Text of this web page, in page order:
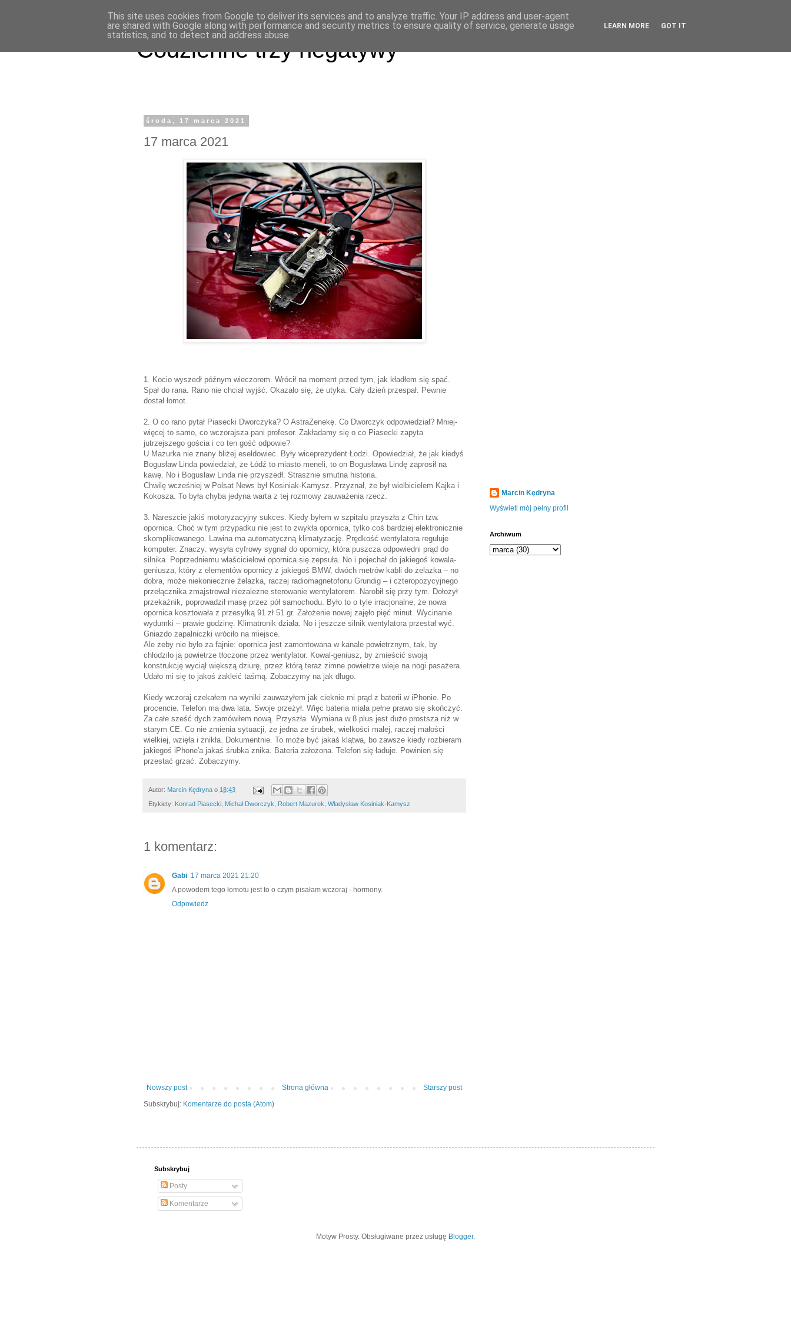
Codzienne trzy negatywy
środa, 17 marca 2021
17 marca 2021
1. Kocio wyszedł późnym wieczorem. Wrócił na moment przed tym, jak kładłem się spać.
Spał do rana. Rano nie chciał wyjść. Okazało się, że utyka. Cały dzień przespał. Pewnie
dostał łomot.
2. O co rano pytał Piasecki Dworczyka? O AstraZenekę. Co Dworczyk odpowiedział? Mniej-
więcej to samo, co wczorajsza pani profesor. Zakładamy się o co Piasecki zapyta
jutrzejszego gościa i co ten gość odpowie?
U Mazurka nie znany bliżej eseldowiec. Były wiceprezydent Łodzi. Opowiedział, że jak kiedyś
Bogusław Linda powiedział, że Łódź to miasto meneli, to on Bogusława Lindę zaprosił na
kawę. No i Bogusław Linda nie przyszedł. Strasznie smutna historia.
Chwilę wcześniej w Polsat News był Kosiniak-Kamysz. Przyznał, że był wielbicielem Kajka i
Kokosza. To była chyba jedyna warta z tej rozmowy zauważenia rzecz.
3. Nareszcie jakiś motoryzacyjny sukces. Kiedy byłem w szpitalu przyszła z Chin tzw.
opornica. Choć w tym przypadku nie jest to zwykła opornica, tylko coś bardziej elektronicznie
skomplikowanego. Lawina ma automatyczną klimatyzację. Prędkość wentylatora reguluje
komputer. Znaczy: wysyła cyfrowy sygnał do opornicy, która puszcza odpowiedni prąd do
silnika. Poprzedniemu właścicielowi opornica się zepsuła. No i pojechał do jakiegoś kowala-
geniusza, który z elementów opornicy z jakiegoś BMW, dwóch metrów kabli do żelazka – no
dobra, może niekoniecznie żelazka, raczej radiomagnetofonu Grundig – i czteropozycyjnego
przełącznika zmajstrował niezależne sterowanie wentylatorem. Narobił się przy tym. Dołożył
przekaźnik, poprowadził masę przez pół samochodu. Było to o tyle irracjonalne, że nowa
opornica kosztowała z przesyłką 91 zł 51 gr. Założenie nowej zajęło pięć minut. Wycinanie
wydumki – prawie godzinę. Klimatronik działa. No i jeszcze silnik wentylatora przestał wyć.
Gniazdo zapalniczki wróciło na miejsce.
Ale żeby nie było za fajnie: opornica jest zamontowana w kanale powietrznym, tak, by
chłodziło ją powietrze tłoczone przez wentylator. Kowal-geniusz, by zmieścić swoją
konstrukcję wyciął większą dziurę, przez którą teraz zimne powietrze wieje na nogi pasażera.
Udało mi się to jakoś zakleić taśmą. Zobaczymy na jak długo.
Kiedy wczoraj czekałem na wyniki zauważyłem jak cieknie mi prąd z baterii w iPhonie. Po
procencie. Telefon ma dwa lata. Swoje przeżył. Więc bateria miała pełne prawo się skończyć.
Za całe sześć dych zamówiłem nową. Przyszła. Wymiana w 8 plus jest dużo prostsza niż w
starym CE. Co nie zmienia sytuacji, że jedna ze śrubek, wielkości małej, raczej małości
wielkiej, wzięła i znikła. Dokumentnie. To może być jakaś klątwa, bo zawsze kiedy rozbieram
jakiegoś iPhone'a jakaś śrubka znika. Bateria założona. Telefon się ładuje. Powinien się
przestać grzać. Zobaczymy.
Autor: Marcin Kędryna o 18:43
Etykiety: Konrad Piasecki Michał Dworczyk Robert Mazurek Władysław Kosiniak-Kamysz
1 komentarz:
Gabi 17 marca 2021 21:20
A powodem tego łomotu jest to o czym pisałam wczoraj - hormony.
Odpowiedz
Nowszy post Starszy post
Strona główna
Subskrybuj: Komentarze do posta (Atom)
Marcin Kędryna
Wyświetl mój pełny profil
Archiwum
Subskrybuj
Posty
Komentarze
Motyw Prosty. Obsługiwane przez usługę Blogger.
This site uses cookies from Google to deliver its services and to analyze traffic. Your IP address and user-agent
are shared with Google along with performance and security metrics to ensure quality of service, generate usage
statistics, and to detect and address abuse.
LEARN MORE GOT IT